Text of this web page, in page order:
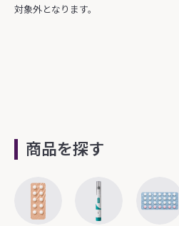
対象外となります。
商品を探す